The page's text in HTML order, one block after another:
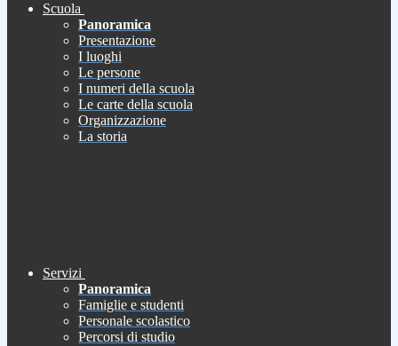
Scuola
Panoramica
Presentazione
I luoghi
Le persone
I numeri della scuola
Le carte della scuola
Organizzazione
La storia
Servizi
Panoramica
Famiglie e studenti
Personale scolastico
Percorsi di studio